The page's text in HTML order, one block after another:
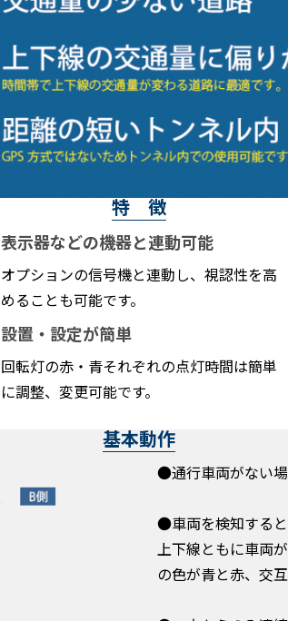
特 徴
表示器などの機器と連動可能
オプションの信号機と連動し、視認性を高
めることも可能です。
設置・設定が簡単
回転灯の赤・青それぞれの点灯時間は簡単
に調整、変更可能です。
基本動作
●通行車両がない場
●車両を検知すると
上下線ともに車両
の色が青と赤、交